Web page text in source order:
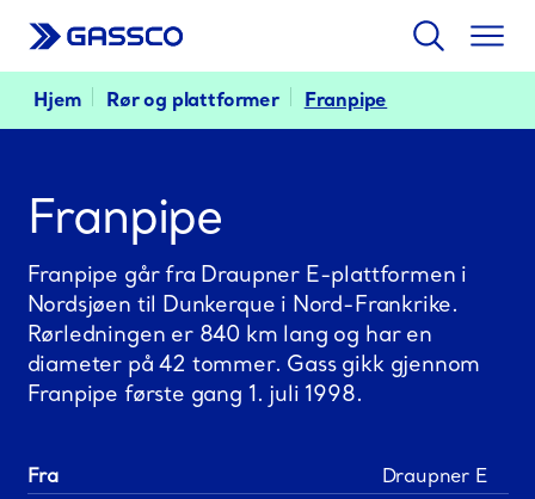
Søk
Hjem Rør og plattformer Franpipe
Franpipe
Franpipe går fra Draupner E-plattformen i
Nordsjøen til Dunkerque i Nord-Frankrike.
Rørledningen er 840 km lang og har en
diameter på 42 tommer. Gass gikk gjennom
Franpipe første gang 1. juli 1998.
Fra
Draupner E